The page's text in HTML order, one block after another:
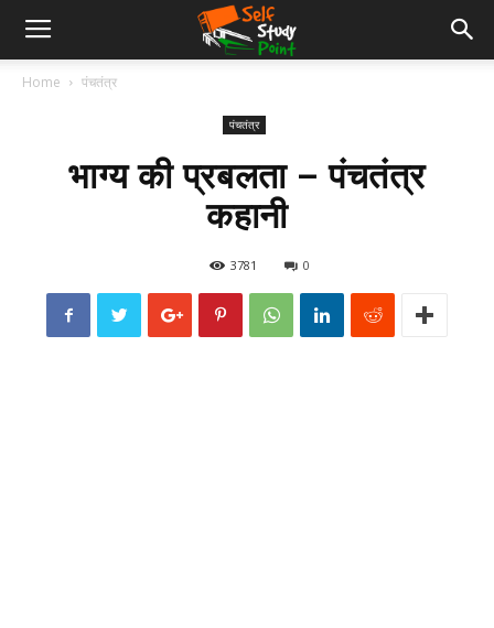
Home पंचतंत्र
पंचतंत्र
भाग्य की प्रबलता – पंचतंत्र
कहानी
3781 0